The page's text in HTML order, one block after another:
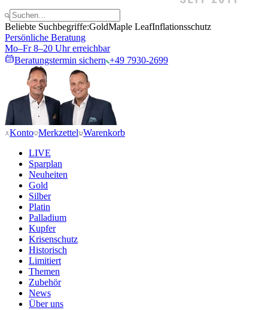
Beliebte Suchbegriffe:GoldMaple LeafInflationsschutz
Persönliche Beratung
Mo–Fr 8–20 Uhr erreichbar
Beratungstermin sichern +49 7930-2699
Konto Merkzettel Warenkorb
LIVE
Sparplan
Neuheiten
Gold
Silber
Platin
Palladium
Kupfer
Krisenschutz
Historisch
Limitiert
Themen
Zubehör
News
Über uns